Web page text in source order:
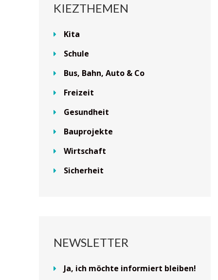
KIEZTHEMEN
Kita
Schule
Bus, Bahn, Auto & Co
Freizeit
Gesundheit
Bauprojekte
Wirtschaft
Sicherheit
NEWSLETTER
Ja, ich möchte informiert bleiben!